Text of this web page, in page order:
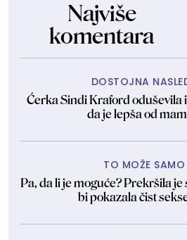
Najviše
komentara
DOSTOJNA
Ćerka Sindi Kraford oduševila
da je lepša od
TO MOŽE
Pa, da li je moguće? Prekršila
bi pokazala čist